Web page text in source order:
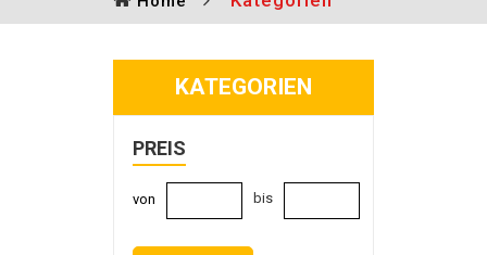
KATEGORIEN
PREIS
von bis